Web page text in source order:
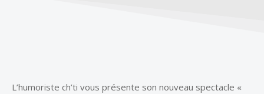
L’humoriste ch’ti vous présente son nouveau spectacle «